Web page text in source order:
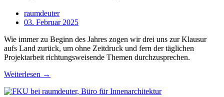
raumdeuter
03. Februar 2025
Wie immer zu Beginn des Jahres zogen wir drei uns zur Klausur
aufs Land zurück, um ohne Zeitdruck und fern der täglichen
Projektarbeit richtungsweisende Themen durchzusprechen.
Weiterlesen →